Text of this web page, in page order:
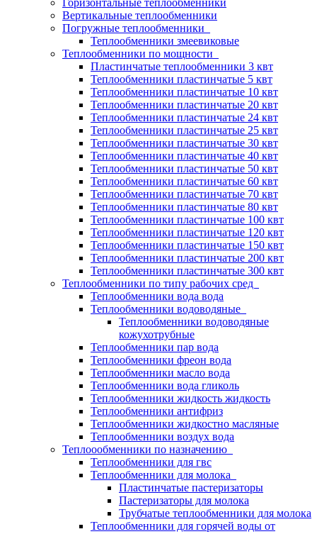
Горизонтальные теплообменники
Вертикальные теплообменники
Погружные теплообменники
Теплообменники змеевиковые
Теплообменники по мощности
Пластинчатые теплообменники 3 квт
Теплообменники пластинчатые 5 квт
Теплообменники пластинчатые 10 квт
Теплообменники пластинчатые 20 квт
Теплообменники пластинчатые 24 квт
Теплообменники пластинчатые 25 квт
Теплообменники пластинчатые 30 квт
Теплообменники пластинчатые 40 квт
Теплообменники пластинчатые 50 квт
Теплообменники пластинчатые 60 квт
Теплообменники пластинчатые 70 квт
Теплообменники пластинчатые 80 квт
Теплообменники пластинчатые 100 квт
Теплообменники пластинчатые 120 квт
Теплообменники пластинчатые 150 квт
Теплообменники пластинчатые 200 квт
Теплообменники пластинчатые 300 квт
Теплообменники по типу рабочих сред
Теплообменники вода вода
Теплообменники водоводяные
Теплообменники водоводяные
кожухотрубные
Теплообменники пар вода
Теплообменники фреон вода
Теплообменники масло вода
Теплообменники вода гликоль
Теплообменники жидкость жидкость
Теплообменники антифриз
Теплообменники жидкостно масляные
Теплообменники воздух вода
Теплоообменники по назначению
Теплообменники для гвс
Теплообменники для молока
Пластинчатые пастеризаторы
Пастеризаторы для молока
Трубчатые теплообменники для молока
Теплообменники для горячей воды от